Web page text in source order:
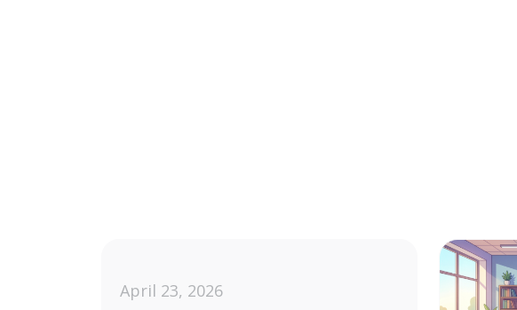
April 23, 2026